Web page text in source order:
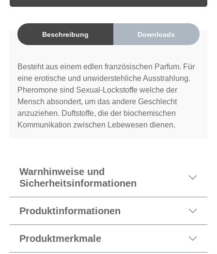
Beschreibung Downloads
Besteht aus einem edlen französischen Parfum. Für
eine erotische und unwiderstehliche Ausstrahlung.
Pheromone sind Sexual-Lockstoffe welche der
Mensch absondert, um das andere Geschlecht
anzuziehen. Duftstoffe, die der biochemischen
Kommunikation zwischen Lebewesen dienen.
Warnhinweise und
Sicherheitsinformationen
Produktinformationen
Produktmerkmale